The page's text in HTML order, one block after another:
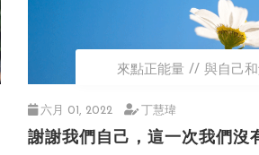
來點正能量 與自己
六月 01, 2022 丁慧瑋
謝謝我們自己，這一次我們沒